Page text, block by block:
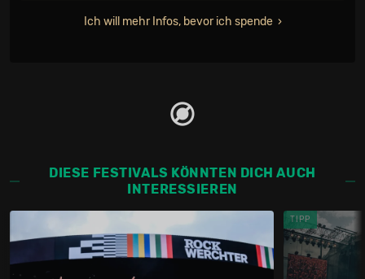
Ich will mehr Infos, bevor ich spende
DIESE FESTIVALS KÖNNTEN DICH AUCH
INTERESSIEREN
TIPP